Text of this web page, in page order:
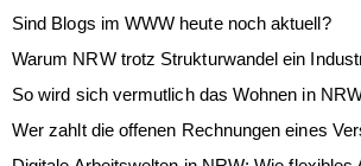
Sind Blogs im WWW heute noch aktuell?
Warum NRW trotz Strukturwandel ein
So wird sich vermutlich das Wohnen in
Wer zahlt die offenen Rechnungen eines